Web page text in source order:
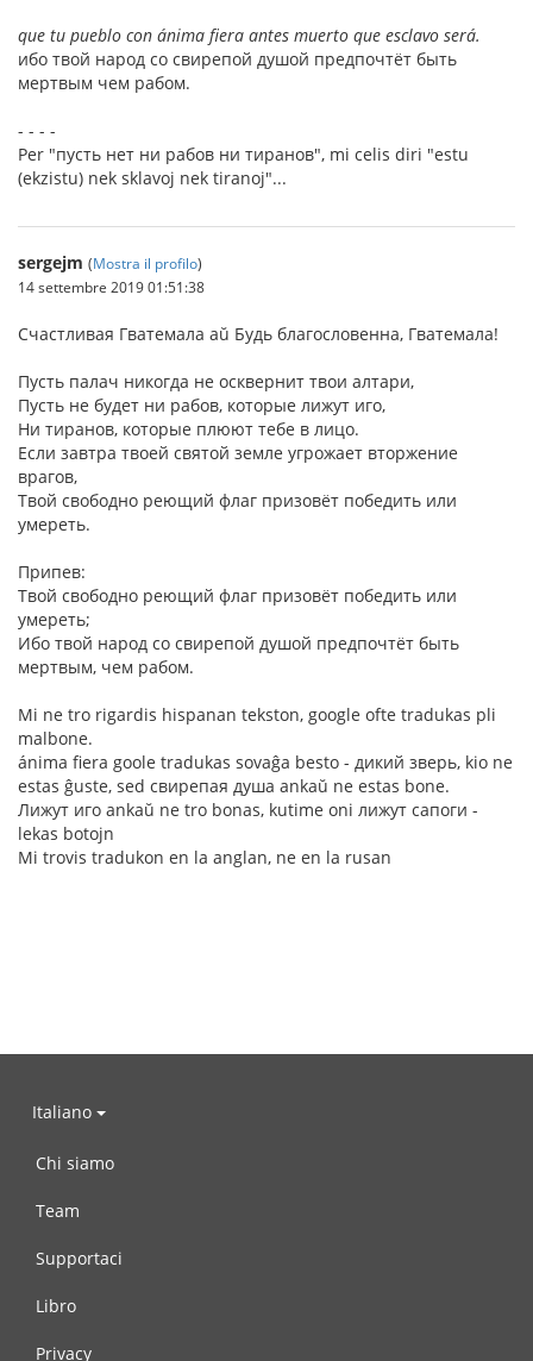
que tu pueblo con ánima fiera antes muerto que esclavo será.
ибо твой народ со свирепой душой предпочтёт быть
мертвым чем рабом.
- - - -
Per "пусть нет ни рабов ни тиранов", mi celis diri "estu
(ekzistu) nek sklavoj nek tiranoj"...
sergejm (Mostra il profilo)
14 settembre 2019 01:51:38
Счастливая Гватемала aŭ Будь благословенна, Гватемала!
Пусть палач никогда не осквернит твои алтари,
Пусть не будет ни рабов, которые лижут иго,
Ни тиранов, которые плюют тебе в лицо.
Если завтра твоей святой земле угрожает вторжение
врагов,
Твой свободно реющий флаг призовёт победить или
умереть.
Припев:
Твой свободно реющий флаг призовёт победить или
умереть;
Ибо твой народ со свирепой душой предпочтёт быть
мертвым, чем рабом.
Mi ne tro rigardis hispanan tekston, google ofte tradukas pli
malbone.
ánima fiera goole tradukas sovaĝa besto - дикий зверь, kio ne
estas ĝuste, sed свирепая душа ankaŭ ne estas bone.
Лижут иго ankaŭ ne tro bonas, kutime oni лижут сапоги -
lekas botojn
Mi trovis tradukon en la anglan, ne en la rusan
Italiano
Chi siamo
Team
Supportaci
Libro
Privacy